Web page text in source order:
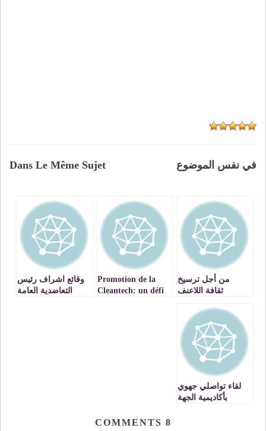
Dans Le Même Sujet في نفس الموضوع
من أجل ترسيخ
ثقافة اللاعنف
Promotion de la
Cleantech: un défi
وقائع اشراف رئيس
التعاضدية العامة
لقاء تواصلي جهوي
بأكاديمية الجهة
8